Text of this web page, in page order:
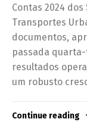
Contas 2024
Transportes
documentos,
passada
resultados
um robusto
Continue reading